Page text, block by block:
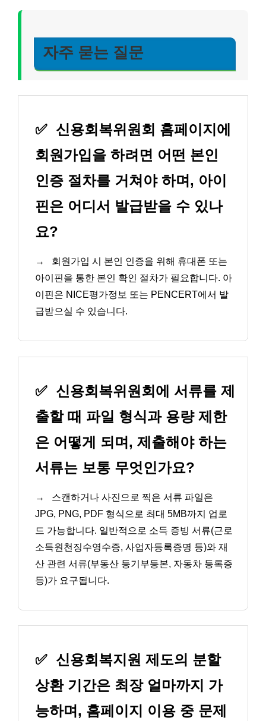
자주 묻는 질문
✅ 신용회복위원회 홈페이지에
회원가입을 하려면 어떤 본인
인증 절차를 거쳐야 하며, 아이
핀은 어디서 발급받을 수 있나
요?
→
회원가입 시 본인 인증을 위해 휴대폰 또는
아이핀을 통한 본인 확인 절차가 필요합니다. 아
이핀은 NICE평가정보 또는 PENCERT에서 발
급받으실 수 있습니다.
✅ 신용회복위원회에 서류를 제
출할 때 파일 형식과 용량 제한
은 어떻게 되며, 제출해야 하는
서류는 보통 무엇인가요?
→
스캔하거나 사진으로 찍은 서류 파일은
JPG, PNG, PDF 형식으로 최대 5MB까지 업로
드 가능합니다. 일반적으로 소득 증빙 서류(근로
소득원천징수영수증, 사업자등록증명 등)와 재
산 관련 서류(부동산 등기부등본, 자동차 등록증
등)가 요구됩니다.
✅ 신용회복지원 제도의 분할
상환 기간은 최장 얼마까지 가
능하며, 홈페이지 이용 중 문제